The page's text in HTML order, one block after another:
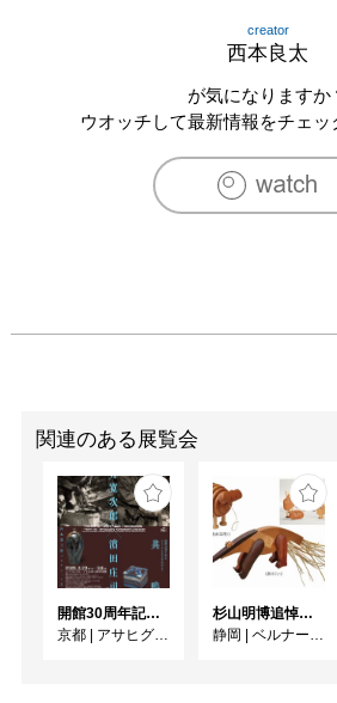
creator
西本良太
が気になりますか
ウオッチして最新情報をチェッ
関連のある展覧会
開館30周年記念 山本爲三郎・河井寬次郎没後60年記念 「共鳴 河井寬次郎 × 濱田庄司 ー山本爲三郎コレクションより」
京都 | アサヒグループ大山崎山荘美術館
杉山明博追悼展 木とわたし―木工の妙技と美術教育
静岡 | ベルナール・ビュフェ美術館